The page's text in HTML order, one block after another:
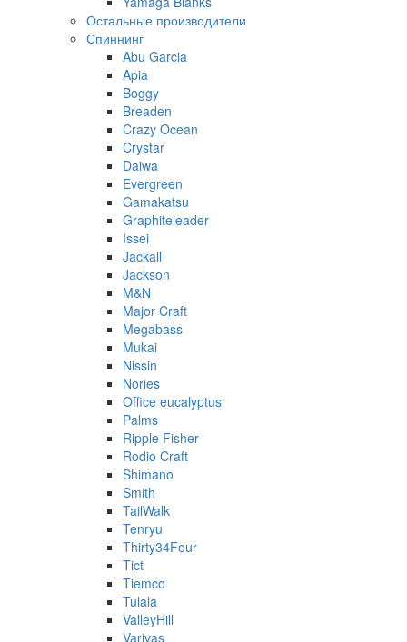
Остальные производители
Спиннинг
Abu Garcia
Apia
Boggy
Breaden
Crazy Ocean
Crystar
Daiwa
Evergreen
Gamakatsu
Graphiteleader
Issei
Jackall
Jackson
M&N
Major Craft
Megabass
Mukai
Nissin
Nories
Office eucalyptus
Palms
Ripple Fisher
Rodio Craft
Shimano
Smith
TailWalk
Tenryu
Thirty34Four
Tict
Tiemco
Tulala
ValleyHill
Varivas